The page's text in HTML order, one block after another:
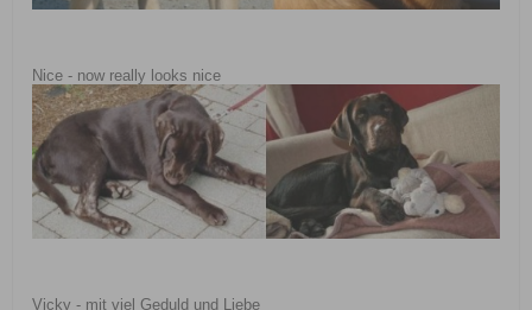
Nice - now really looks nice
Vicky - mit viel Geduld und Liebe